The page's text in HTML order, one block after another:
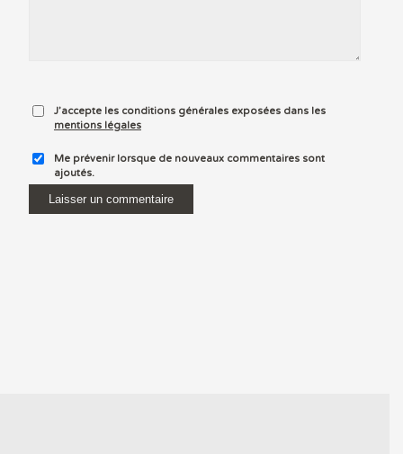
J’accepte les conditions générales exposées dans les
mentions légales
Me prévenir lorsque de nouveaux commentaires sont
ajoutés.